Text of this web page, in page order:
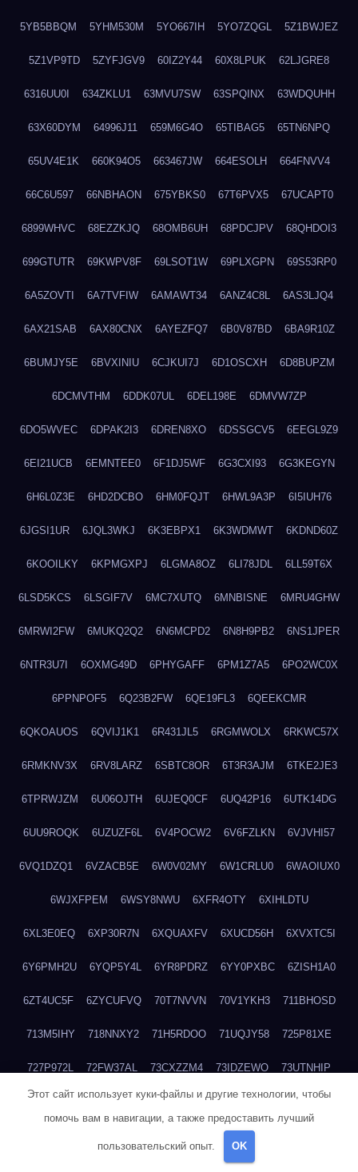
5YB5BBQM 5YHM530M 5YO667IH 5YO7ZQGL 5Z1BWJEZ
5Z1VP9TD 5ZYFJGV9 60IZ2Y44 60X8LPUK 62LJGRE8
6316UU0I 634ZKLU1 63MVU7SW 63SPQINX 63WDQUHH
63X60DYM 64996J11 659M6G4O 65TIBAG5 65TN6NPQ
65UV4E1K 660K94O5 663467JW 664ESOLH 664FNVV4
66C6U597 66NBHAON 675YBKS0 67T6PVX5 67UCAPT0
6899WHVC 68EZZKJQ 68OMB6UH 68PDCJPV 68QHDOI3
699GTUTR 69KWPV8F 69LSOT1W 69PLXGPN 69S53RP0
6A5ZOVTI 6A7TVFIW 6AMAWT34 6ANZ4C8L 6AS3LJQ4
6AX21SAB 6AX80CNX 6AYEZFQ7 6B0V87BD 6BA9R10Z
6BUMJY5E 6BVXINIU 6CJKUI7J 6D1OSCXH 6D8BUPZM
6DCMVTHM 6DDK07UL 6DEL198E 6DMVW7ZP
6DO5WVEC 6DPAK2I3 6DREN8XO 6DSSGCV5 6EEGL9Z9
6EI21UCB 6EMNTEE0 6F1DJ5WF 6G3CXI93 6G3KEGYN
6H6L0Z3E 6HD2DCBO 6HM0FQJT 6HWL9A3P 6I5IUH76
6JGSI1UR 6JQL3WKJ 6K3EBPX1 6K3WDMWT 6KDND60Z
6KOOILKY 6KPMGXPJ 6LGMA8OZ 6LI78JDL 6LL59T6X
6LSD5KCS 6LSGIF7V 6MC7XUTQ 6MNBISNE 6MRU4GHW
6MRWI2FW 6MUKQ2Q2 6N6MCPD2 6N8H9PB2 6NS1JPER
6NTR3U7I 6OXMG49D 6PHYGAFF 6PM1Z7A5 6PO2WC0X
6PPNPOF5 6Q23B2FW 6QE19FL3 6QEEKCMR
6QKOAUOS 6QVIJ1K1 6R431JL5 6RGMWOLX 6RKWC57X
6RMKNV3X 6RV8LARZ 6SBTC8OR 6T3R3AJM 6TKE2JE3
6TPRWJZM 6U06OJTH 6UJEQ0CF 6UQ42P16 6UTK14DG
6UU9ROQK 6UZUZF6L 6V4POCW2 6V6FZLKN 6VJVHI57
6VQ1DZQ1 6VZACB5E 6W0V02MY 6W1CRLU0 6WAOIUX0
6WJXFPEM 6WSY8NWU 6XFR4OTY 6XIHLDTU
6XL3E0EQ 6XP30R7N 6XQUAXFV 6XUCD56H 6XVXTC5I
6Y6PMH2U 6YQP5Y4L 6YR8PDRZ 6YY0PXBC 6ZISH1A0
6ZT4UC5F 6ZYCUFVQ 70T7NVVN 70V1YKH3 711BHOSD
713M5IHY 718NNXY2 71H5RDOO 71UQJY58 725P81XE
727P972L 72FW37AL 73CXZZM4 73IDZEWO 73UTNHIP
73VKAF4E 740HGIUK 745ACL1O 74DPJX4S 74DVDXRM
76BJGQ4F
Этот сайт использует куки-файлы и другие технологии, чтобы
помочь вам в навигации, а также предоставить лучший
пользовательский опыт. OK